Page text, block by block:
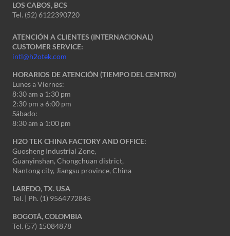
LOS CABOS, BCS
Tel. (52) 6122390720
ATENCIÓN A CLIENTES (INTERNACIONAL)
CUSTOMER SERVICE:
intl@h2otek.com
HORARIOS DE ATENCIÓN (TIEMPO DEL CENTRO)
Lunes a Viernes:
8:30 am a 1:30 pm
2:30 pm a 6:00 pm
Sábado:
8:30 am a 1:00 pm
H2O TEK CHINA FACTORY AND OFFICE:
Guosheng Industrial Zone,
Guanyinshan, Chongchuan district,
Nantong city, Jiangsu province, China
LAREDO, TX. USA
Tel. | Ph. (1) 9564772845
BOGOTÁ, COLOMBIA
Tel. (57) 15084878